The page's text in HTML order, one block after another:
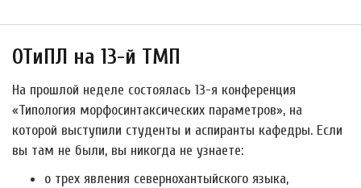
ОТиПЛ на 13-й ТМП
На прошлой неделе состоялась 13-я конференция
«Типология морфосинтаксических параметров», на
которой выступили студенты и аспиранты кафедры. Если
вы там не были, вы никогда не узнаете:
о трех явления севернохантыйского языка,